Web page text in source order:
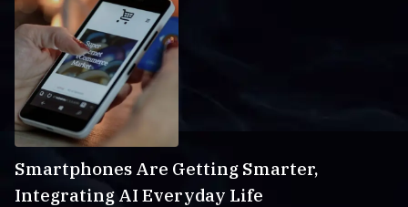
Smartphones Are Getting Smarter,
Integrating AI Everyday Life